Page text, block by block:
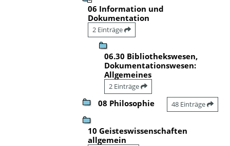
06 Information und
Dokumentation
2 Einträge
06.30 Bibliothekswesen,
Dokumentationswesen:
Allgemeines
2 Einträge
08 Philosophie 48 Einträge
10 Geisteswissenschaften
allgemein